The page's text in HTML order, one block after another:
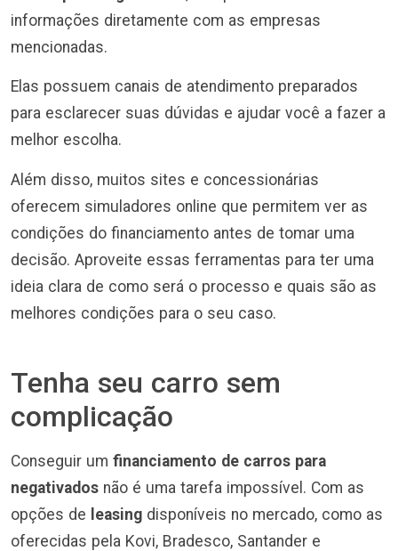
informações diretamente com as empresas
mencionadas.
Elas possuem canais de atendimento preparados
para esclarecer suas dúvidas e ajudar você a fazer a
melhor escolha.
Além disso, muitos sites e concessionárias
oferecem simuladores online que permitem ver as
condições do financiamento antes de tomar uma
decisão. Aproveite essas ferramentas para ter uma
ideia clara de como será o processo e quais são as
melhores condições para o seu caso.
Tenha seu carro sem
complicação
Conseguir um financiamento de carros para
negativados não é uma tarefa impossível. Com as
opções de leasing disponíveis no mercado, como as
oferecidas pela Kovi, Bradesco, Santander e